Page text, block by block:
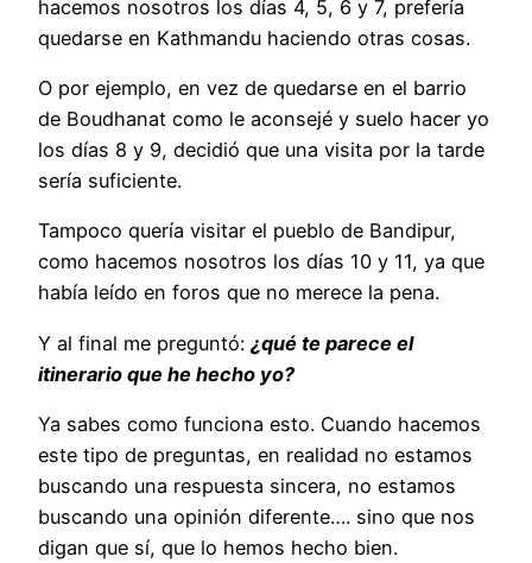
hacemos nosotros los días 4, 5, 6 y 7, prefería
quedarse en Kathmandu haciendo otras cosas.
O por ejemplo, en vez de quedarse en el barrio
de Boudhanat como le aconsejé y suelo hacer yo
los días 8 y 9, decidió que una visita por la tarde
sería suficiente.
Tampoco quería visitar el pueblo de Bandipur,
como hacemos nosotros los días 10 y 11, ya que
había leído en foros que no merece la pena.
Y al final me preguntó: ¿qué te parece el
itinerario que he hecho yo?
Ya sabes como funciona esto. Cuando hacemos
este tipo de preguntas, en realidad no estamos
buscando una respuesta sincera, no estamos
buscando una opinión diferente…. sino que nos
digan que sí, que lo hemos hecho bien.